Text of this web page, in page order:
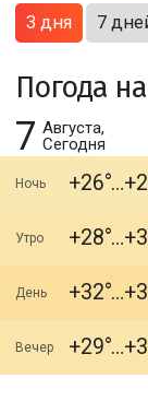
3 дня 7
Погода
7 Августа,
Сегодня
Ночь +26
Утро +28
День +32
Вечер +29